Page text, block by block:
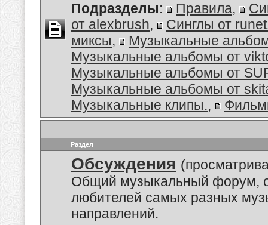
Подразделы: Правила,
от alexbrush,
Синглы от
миксы,
Музыкальные
Музыкальные альбомы от
Музыкальные альбомы от
Музыкальные альбомы от
Музыкальные клипы.,
Раздел
Обсуждения
Общий музыкальный форум,
любителей самых разных
направлений.